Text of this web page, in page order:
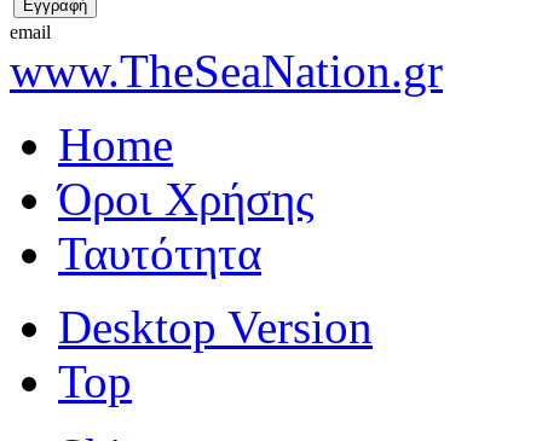
email
www.TheSeaNation.gr
Home
Όροι Χρήσης
Ταυτότητα
Desktop Version
Top